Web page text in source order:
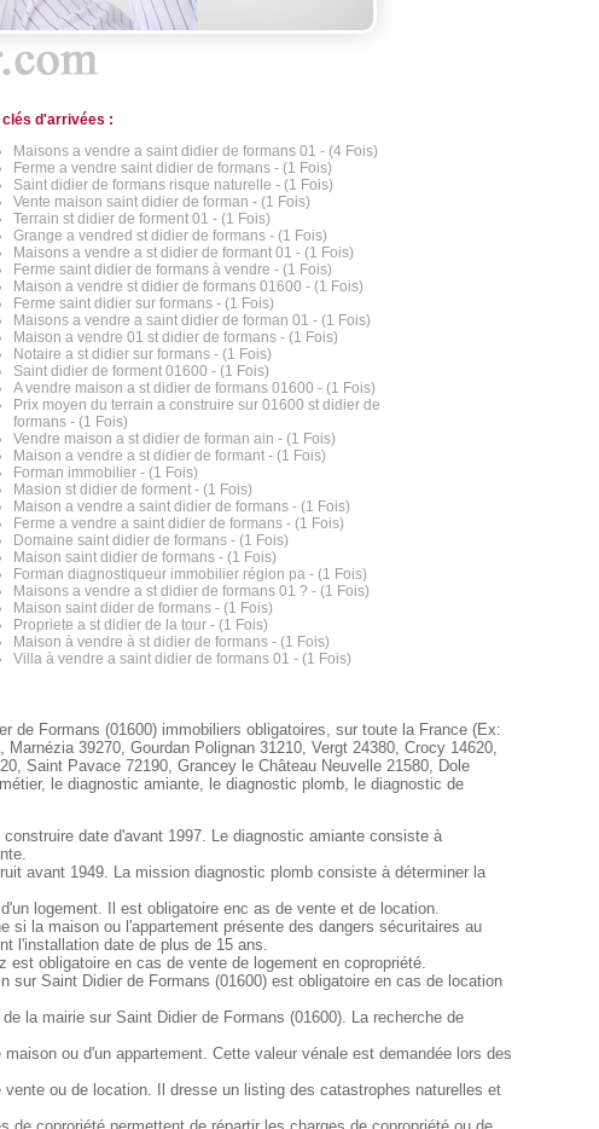
clés d'arrivées :
Maisons a vendre a saint didier de formans 01 - (4 Fois)
Ferme a vendre saint didier de formans - (1 Fois)
Saint didier de formans risque naturelle - (1 Fois)
Vente maison saint didier de forman - (1 Fois)
Terrain st didier de forment 01 - (1 Fois)
Grange a vendred st didier de formans - (1 Fois)
Maisons a vendre a st didier de formant 01 - (1 Fois)
Ferme saint didier de formans à vendre - (1 Fois)
Maison a vendre st didier de formans 01600 - (1 Fois)
Ferme saint didier sur formans - (1 Fois)
Maisons a vendre a saint didier de forman 01 - (1 Fois)
Maison a vendre 01 st didier de formans - (1 Fois)
Notaire a st didier sur formans - (1 Fois)
Saint didier de forment 01600 - (1 Fois)
A vendre maison a st didier de formans 01600 - (1 Fois)
Prix moyen du terrain a construire sur 01600 st didier de
formans - (1 Fois)
Vendre maison a st didier de forman ain - (1 Fois)
Maison a vendre a st didier de formant - (1 Fois)
Forman immobilier - (1 Fois)
Masion st didier de forment - (1 Fois)
Maison a vendre a saint didier de formans - (1 Fois)
Ferme a vendre a saint didier de formans - (1 Fois)
Domaine saint didier de formans - (1 Fois)
Maison saint didier de formans - (1 Fois)
Forman diagnostiqueur immobilier région pa - (1 Fois)
Maisons a vendre a st didier de formans 01 ? - (1 Fois)
Maison saint dider de formans - (1 Fois)
Propriete a st didier de la tour - (1 Fois)
Maison à vendre à st didier de formans - (1 Fois)
Villa à vendre a saint didier de formans 01 - (1 Fois)
de Formans (01600) immobiliers obligatoires, sur toute la France (Ex:
39270, Gourdan Polignan 31210, Vergt 24380, Crocy 14620,
Saint Pavace 72190, Grancey le Château Neuvelle 21580, Dole
le diagnostic amiante, le diagnostic plomb, le diagnostic de
date d'avant 1997. Le diagnostic amiante consiste à
avant 1949. La mission diagnostic plomb consiste à déterminer la
logement. Il est obligatoire enc as de vente et de location.
si la maison ou l'appartement présente des dangers sécuritaires au
l'installation date de plus de 15 ans.
est obligatoire en cas de vente de logement en copropriété.
sur Saint Didier de Formans (01600) est obligatoire en cas de location
la mairie sur Saint Didier de Formans (01600). La recherche de
ou d'un appartement. Cette valeur vénale est demandée lors des
ou de location. Il dresse un listing des catastrophes naturelles et